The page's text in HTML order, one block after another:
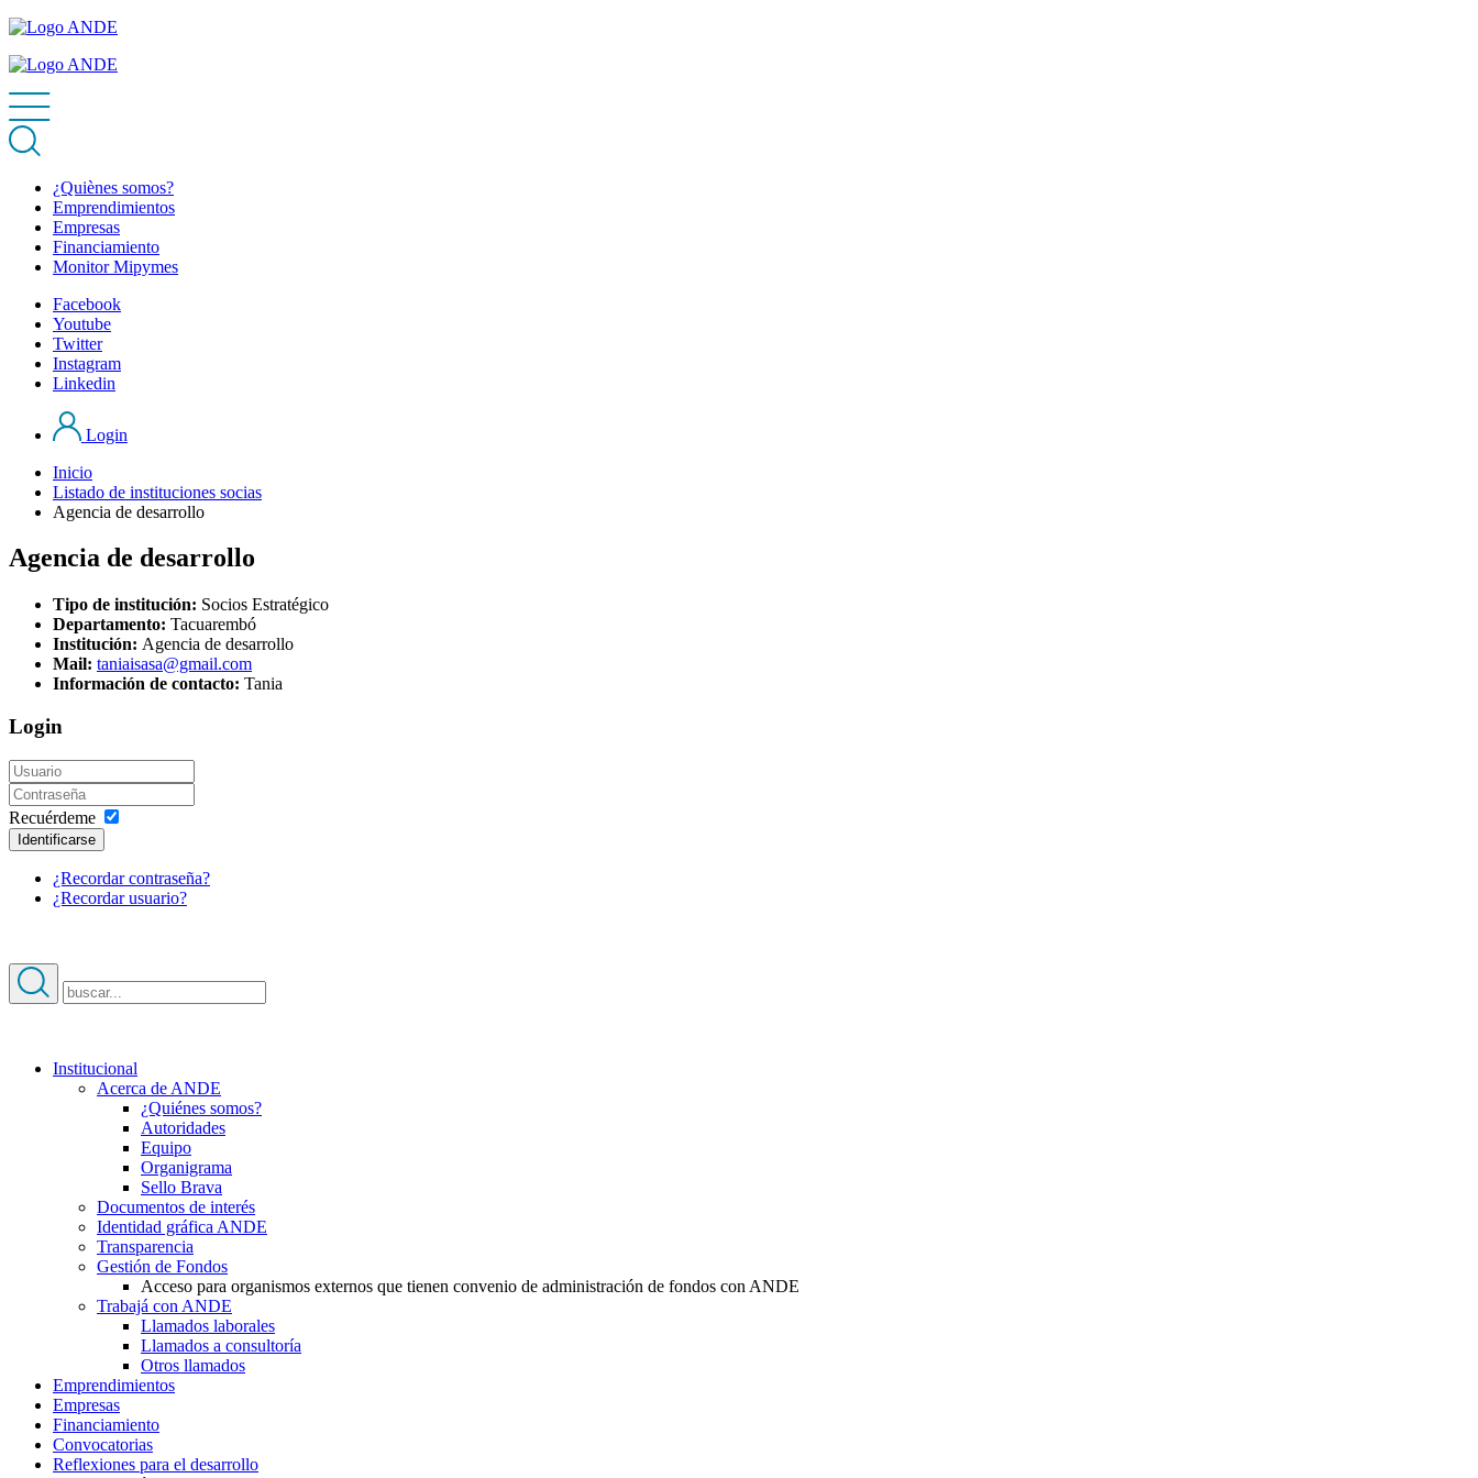
¿Quiènes somos?
Emprendimientos
Empresas
Financiamiento
Monitor Mipymes
Facebook
Youtube
Twitter
Instagram
Linkedin
Login
Inicio
Listado de instituciones socias
Agencia de desarrollo
Agencia de desarrollo
Tipo de institución: Socios Estratégico
Departamento: Tacuarembó
Institución: Agencia de desarrollo
Mail: taniaisasa@gmail.com
Información de contacto: Tania
Login
Recuérdeme
Identificarse
¿Recordar contraseña?
¿Recordar usuario?
Institucional
Acerca de ANDE
¿Quiénes somos?
Autoridades
Equipo
Organigrama
Sello Brava
Documentos de interés
Identidad gráfica ANDE
Transparencia
Gestión de Fondos
Acceso para organismos externos que tienen convenio de administración de fondos con ANDE
Trabajá con ANDE
Llamados laborales
Llamados a consultoría
Otros llamados
Emprendimientos
Empresas
Financiamiento
Convocatorias
Reflexiones para el desarrollo